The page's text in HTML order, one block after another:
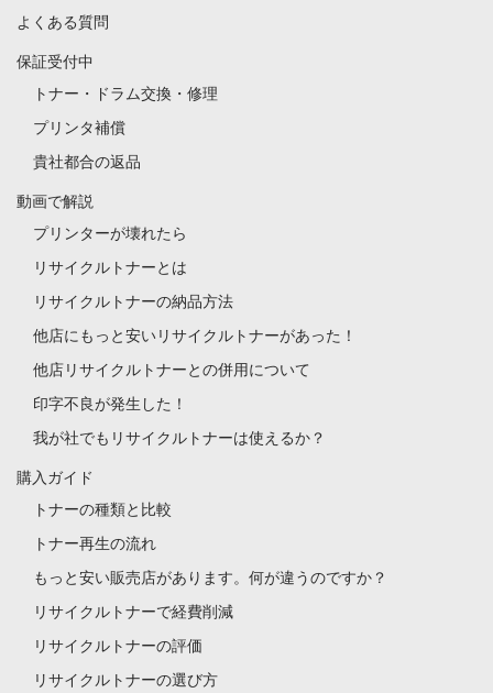
よくある質問
保証受付中
トナー・ドラム交換・修理
プリンタ補償
貴社都合の返品
動画で解説
プリンターが壊れたら
リサイクルトナーとは
リサイクルトナーの納品方法
他店にもっと安いリサイクルトナーがあった！
他店リサイクルトナーとの併用について
印字不良が発生した！
我が社でもリサイクルトナーは使えるか？
購入ガイド
トナーの種類と比較
トナー再生の流れ
もっと安い販売店があります。何が違うのですか？
リサイクルトナーで経費削減
リサイクルトナーの評価
リサイクルトナーの選び方